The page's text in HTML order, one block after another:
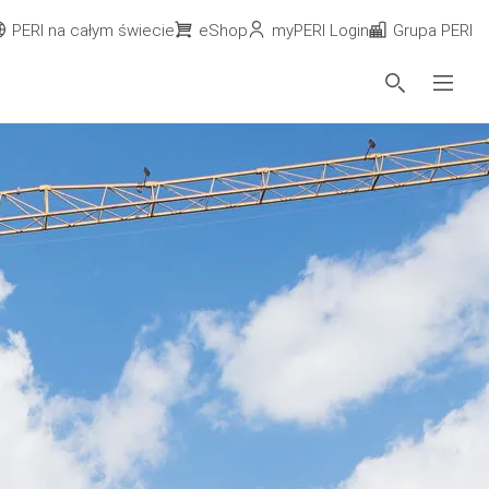
PERI na całym świecie eShop myPERI Login Grupa PERI